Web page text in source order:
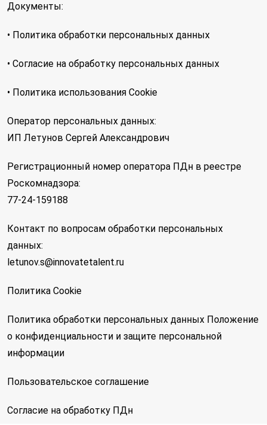
Документы:
• Политика обработки персональных данных
• Согласие на обработку персональных данных
• Политика использования Cookie
Оператор персональных данных:
ИП Летунов Сергей Александрович
Регистрационный номер оператора ПДн в реестре
Роскомнадзора:
77-24-159188
Контакт по вопросам обработки персональных
данных:
letunov.s@innovatetalent.ru
Политика Cookie
Политика обработки персональных данных Положение
о конфиденциальности и защите персональной
информации
Пользовательское соглашение
Согласие на обработку ПДн